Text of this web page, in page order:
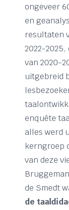
ongeveer
en
resultaten
2022-
van 2020-
uitgebreid
enquête
alles werd
kerngroep
van deze
de Smedt
de